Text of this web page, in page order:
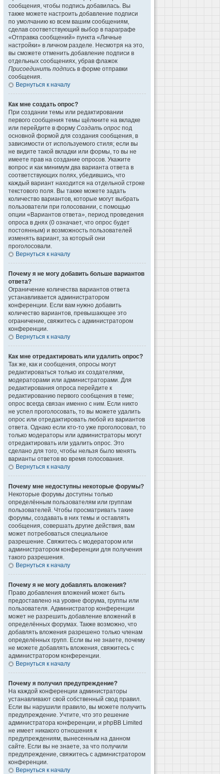
сообщения, чтобы подпись добавилась. Вы
также можете настроить добавление подписи
по умолчанию ко всем вашим сообщениям,
сделав соответствующий выбор в параграфе
«Отправка сообщений» пункта «Личные
настройки» в личном разделе. Несмотря на это,
вы сможете отменить добавление подписи в
отдельных сообщениях, убрав флажок
Присоединить подпись в форме отправки
сообщения.
Вернуться к началу
Как мне создать опрос?
При создании темы или редактировании
первого сообщения темы щёлкните на вкладке
или перейдите в форму Создать опрос под
основной формой для создания сообщения, в
зависимости от используемого стиля; если вы
не видите такой вкладки или формы, то вы не
имеете прав на создание опросов. Укажите
вопрос и как минимум два варианта ответа в
соответствующих полях, убедившись, что
каждый вариант находится на отдельной строке
текстового поля. Вы также можете задать
количество вариантов, которые могут выбрать
пользователи при голосовании, с помощью
опции «Вариантов ответа», период проведения
опроса в днях (0 означает, что опрос будет
постоянным) и возможность пользователей
изменять вариант, за который они
проголосовали.
Вернуться к началу
Почему я не могу добавить больше вариантов
ответа?
Ограничение количества вариантов ответа
устанавливается администратором
конференции. Если вам нужно добавить
количество вариантов, превышающее это
ограничение, свяжитесь с администратором
конференции.
Вернуться к началу
Как мне отредактировать или удалить опрос?
Так же, как и сообщения, опросы могут
редактироваться только их создателями,
модераторами или администраторами. Для
редактирования опроса перейдите к
редактированию первого сообщения в теме;
опрос всегда связан именно с ним. Если никто
не успел проголосовать, то вы можете удалить
опрос или отредактировать любой из вариантов
ответа. Однако если кто-то уже проголосовал, то
только модераторы или администраторы могут
отредактировать или удалить опрос. Это
сделано для того, чтобы нельзя было менять
варианты ответов во время голосования.
Вернуться к началу
Почему мне недоступны некоторые форумы?
Некоторые форумы доступны только
определённым пользователям или группам
пользователей. Чтобы просматривать такие
форумы, создавать в них темы и оставлять
сообщения, совершать другие действия, вам
может потребоваться специальное
разрешение. Свяжитесь с модератором или
администратором конференции для получения
такого разрешения.
Вернуться к началу
Почему я не могу добавлять вложения?
Право добавления вложений может быть
предоставлено на уровне форума, группы или
пользователя. Администратор конференции
может не разрешить добавление вложений в
определённых форумах. Также возможно, что
добавлять вложения разрешено только членам
определённых групп. Если вы не знаете, почему
не можете добавлять вложения, свяжитесь с
администратором конференции.
Вернуться к началу
Почему я получил предупреждение?
На каждой конференции администраторы
устанавливают свой собственный свод правил.
Если вы нарушили правило, вы можете получить
предупреждение. Учтите, что это решение
администратора конференции, и phpBB Limited
не имеет никакого отношения к
предупреждениям, вынесенным на данном
сайте. Если вы не знаете, за что получили
предупреждение, свяжитесь с администратором
конференции.
Вернуться к началу